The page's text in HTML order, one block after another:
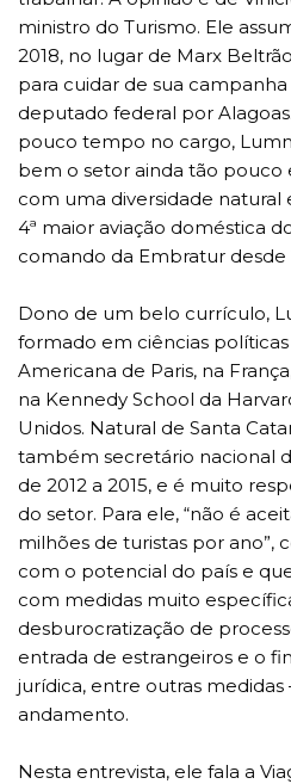
ministro do Turismo. Ele
2018, no lugar de Marx
para cuidar de sua
deputado federal por
pouco tempo no cargo,
bem o setor ainda tão pouco
com uma diversidade
4ª maior aviação doméstica
comando da Embratur desde
Dono de um belo currículo,
formado em ciências
Americana de Paris, na
na Kennedy School da
Unidos. Natural de Santa
também secretário nacional
de 2012 a 2015, e é muito
do setor. Para ele, “não é
milhões de turistas por ano”,
com o potencial do país e
com medidas muito
desburocratização de
entrada de estrangeiros e o
jurídica, entre outras medidas
andamento.
Nesta entrevista, ele fala a